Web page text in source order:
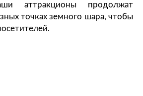
аттракционы продолжат
точках земного шара, чтобы